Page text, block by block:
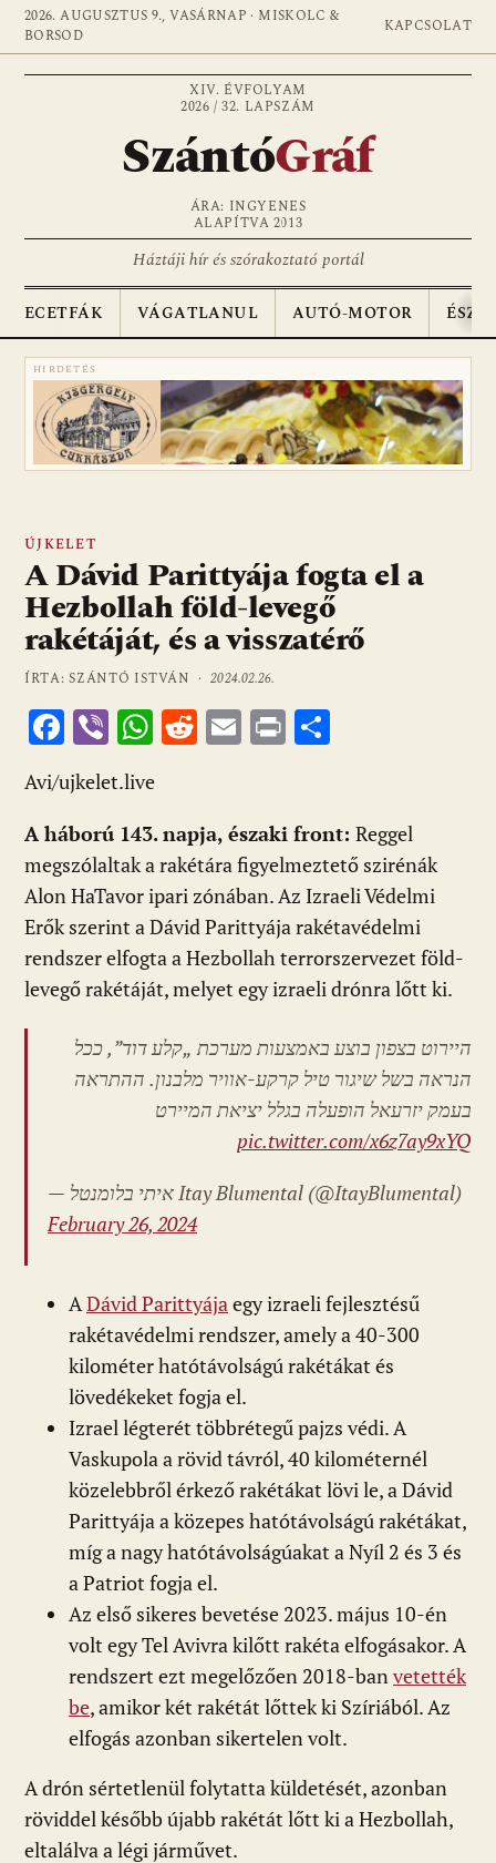
2026. AUGUSZTUS 9., VASÁRNAP · MISKOLC &
BORSOD
KAPCSOLAT
XIV. ÉVFOLYAM
2026 / 32. LAPSZÁM
SzántóGráf
ÁRA: INGYENES
ALAPÍTVA 2013
Háztáji hír és szórakoztató portál
ECETFÁK VÁGATLANUL AUTÓ-MOTOR
HIRDETÉS
ÚJKELET
A Dávid Parittyája fogta el a
Hezbollah föld-levegő
rakétáját, és a visszatérő
ÍRTA: SZÁNTÓ ISTVÁN ·2024.02.26.
F
ac
e
b
o
o
k
Vi
b
er
W
at
s
A
p
p
R
di
t
E
l
Pr
m
e
g
Avi/ujkelet.live
A háború 143. napja, északi front: Reggel
megszólaltak a rakétára figyelmeztető szirénák
Alon HaTavor ipari zónában. Az Izraeli Védelmi
Erők szerint a Dávid Parittyája rakétavédelmi
rendszer elfogta a Hezbollah terrorszervezet föld-
levegő rakétáját, melyet egy izraeli drónra lőtt ki.
היירוט בצפון בוצע באמצעות מערכת „קלע דוד”, ככל
הנראה בשל שיגור טיל קרקע-אוויר מלבנון. ההתראה
בעמק יזרעאל הופעלה בגלל יציאת המיירט
pic.twitter.com/x6z7ay9xYQ
Itay Blumental (@ItayBlumental)
February 26, 2024
A Dávid Parittyája egy izraeli fejlesztésű
rakétavédelmi rendszer, amely a 40-300
kilométer hatótávolságú rakétákat és
lövedékeket fogja el.
Izrael légterét többrétegű pajzs védi. A
Vaskupola a rövid távról, 40 kilométernél
közelebbről érkező rakétákat lövi le, a Dávid
Parittyája a közepes hatótávolságú rakétákat,
míg a nagy hatótávolságúakat a Nyíl 2 és 3 és
a Patriot fogja el.
Az első sikeres bevetése 2023. május 10-én
volt egy Tel Avivra kilőtt rakéta elfogásakor. A
rendszert ezt megelőzően 2018-ban vetették
be, amikor két rakétát lőttek ki Szíriából. Az
elfogás azonban sikertelen volt.
A drón sértetlenül folytatta küldetését, azonban
röviddel később újabb rakétát lőtt ki a Hezbollah,
eltalálva a légi járművet.